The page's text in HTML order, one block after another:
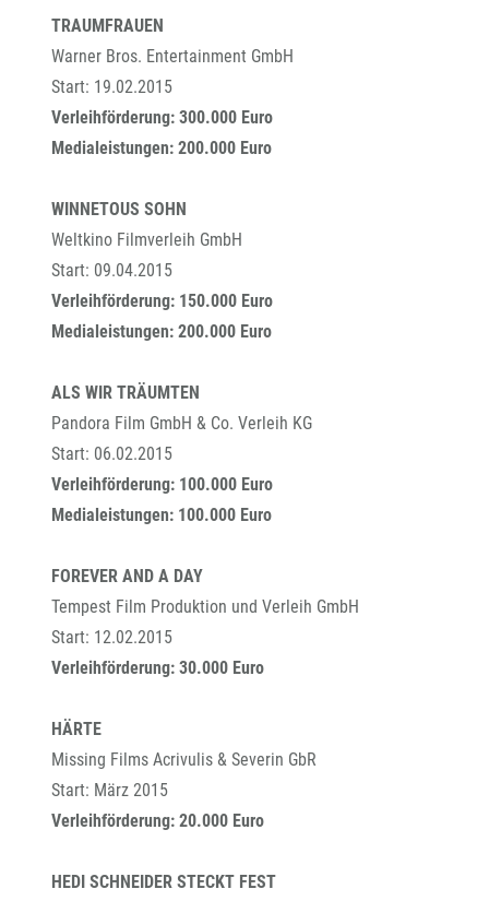
TRAUMFRAUEN
Warner Bros. Entertainment GmbH
Start: 19.02.2015
Verleihförderung: 300.000 Euro
Medialeistungen: 200.000 Euro
WINNETOUS SOHN
Weltkino Filmverleih GmbH
Start: 09.04.2015
Verleihförderung: 150.000 Euro
Medialeistungen: 200.000 Euro
ALS WIR TRÄUMTEN
Pandora Film GmbH & Co. Verleih KG
Start: 06.02.2015
Verleihförderung: 100.000 Euro
Medialeistungen: 100.000 Euro
FOREVER AND A DAY
Tempest Film Produktion und Verleih GmbH
Start: 12.02.2015
Verleihförderung: 30.000 Euro
HÄRTE
Missing Films Acrivulis & Severin GbR
Start: März 2015
Verleihförderung: 20.000 Euro
HEDI SCHNEIDER STECKT FEST